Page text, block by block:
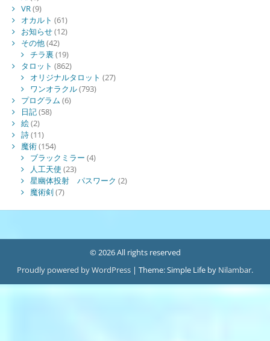
VR(9)
オカルト (61)
お知らせ(12)
その他(42)
チラ裏 (19)
タロット (862)
オリジナルタロット (27)
ワンオラクル(793)
プログラム (6)
日記(58)
絵(2)
詩(11)
魔術(154)
ブラックミラー (4)
人工天使 (23)
星幽体投射 パスワーク (2)
魔術剣(7)
© 2026 All rights reserved
Proudly powered by WordPress | Theme: Simple Life by Nilambar.